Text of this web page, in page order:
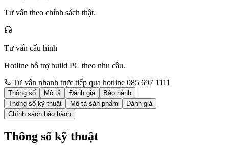
Tư vấn theo chính sách thật.
Tư vấn cấu hình
Hotline hỗ trợ build PC theo nhu cầu.
Tư vấn nhanh trực tiếp qua hotline 085 697 1111
Thông số Mô tả Đánh giá
Bảo hành
Thông số kỹ thuật
Mô tả sản phẩm
Đánh giá
Chính sách bảo hành
Thông số kỹ thuật